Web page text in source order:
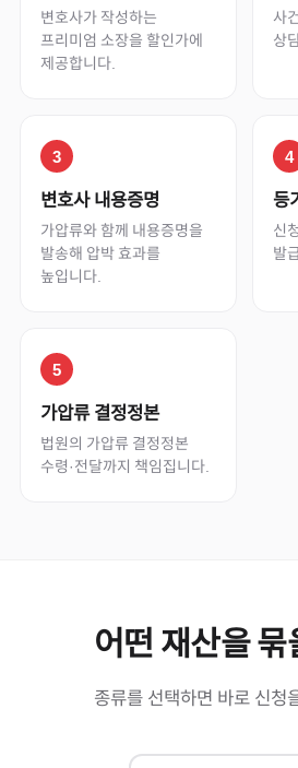
변호사가 작성하는
프리미엄 소장을 할인가에
제공합니다.
사
상
3
변호사 내용증명
가압류와 함께 내용증명을
발송해 압박 효과를
높입니다.
4
등
신
발
5
가압류 결정정본
법원의 가압류 결정정본
수령·전달까지 책임집니다.
어떤 재산을
종류를 선택하면 바로 신청